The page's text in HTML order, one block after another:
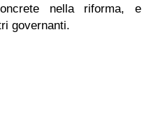
nella riforma, e
governanti.